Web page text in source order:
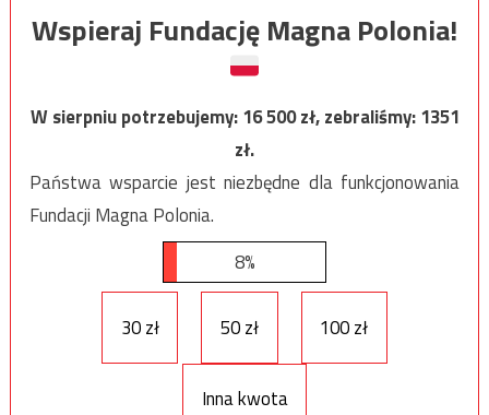
Wspieraj Fundację Magna Polonia!
W sierpniu potrzebujemy:16 500zł, zebraliśmy:1351
zł.
Państwa wsparcie jest niezbędne dla funkcjonowania
Fundacji Magna Polonia.
8%
30 zł 50 zł 100 zł
Inna kwota